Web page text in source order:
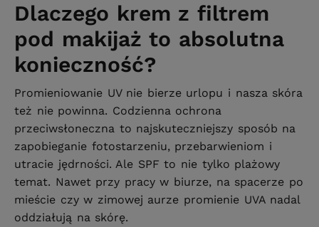
Dlaczego krem z filtrem
pod makijaż to absolutna
konieczność?
Promieniowanie UV nie bierze urlopu i nasza skóra
też nie powinna. Codzienna ochrona
przeciwsłoneczna to najskuteczniejszy sposób na
zapobieganie fotostarzeniu, przebarwieniom i
utracie jędrności. Ale SPF to nie tylko plażowy
temat. Nawet przy pracy w biurze, na spacerze po
mieście czy w zimowej aurze promienie UVA nadal
oddziałują na skórę.